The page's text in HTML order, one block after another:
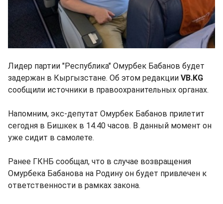
Лидер партии "Республика" Омурбек Бабанов будет
задержан в Кыргызстане. Об этом редакции VB.KG
сообщили источники в правоохранительных органах.
Напомним, экс-депутат Омурбек Бабанов прилетит
сегодня в Бишкек в 14.40 часов. В данный момент он
уже сидит в самолете.
Ранее ГКНБ сообщал, что в случае возвращения
Омурбека Бабанова на Родину он будет привлечен к
ответственности в рамках закона.